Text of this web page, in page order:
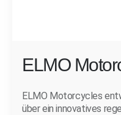
ELMO
ELMO Motorcycles
über ein innovatives